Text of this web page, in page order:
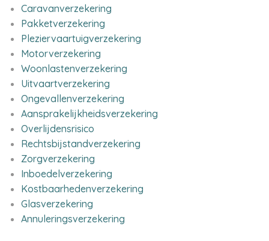
Caravanverzekering
Pakketverzekering
Pleziervaartuigverzekering
Motorverzekering
Woonlastenverzekering
Uitvaartverzekering
Ongevallenverzekering
Aansprakelijkheidsverzekering
Overlijdensrisico
Rechtsbijstandverzekering
Zorgverzekering
Inboedelverzekering
Kostbaarhedenverzekering
Glasverzekering
Annuleringsverzekering